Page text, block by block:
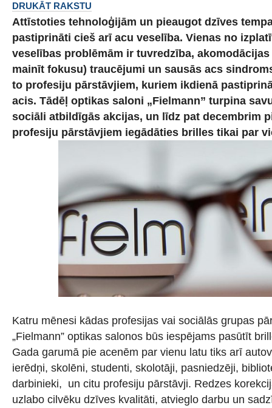
DRUKĀT RAKSTU
Attīstoties tehnoloģijām un pieaugot dzīves
pastiprināti cieš arī acu veselība. Vienas no
veselības problēmām ir tuvredzība,
mainīt fokusu) traucējumi un sausās acs
to profesiju pārstāvjiem, kuriem ikdienā
acis. Tādēļ optikas saloni „Fielmann” turpina
sociāli atbildīgās akcijas, un līdz pat decembrim
profesiju pārstāvjiem iegādāties brilles tikai par
Katru mēnesi kādas profesijas vai sociālās grupas
„Fielmann” optikas salonos būs iespējams pasūtīt
Gada garumā pie acenēm par vienu latu tiks arī
ierēdņi, skolēni, studenti, skolotāji, pasniedzēji,
darbinieki, un citu profesiju pārstāvji. Redzes
uzlabo cilvēku dzīves kvalitāti, atvieglo darbu un